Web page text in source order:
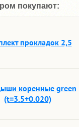
покупают:
прокладок 2,5
коренные green
(t=3.5+0.020)